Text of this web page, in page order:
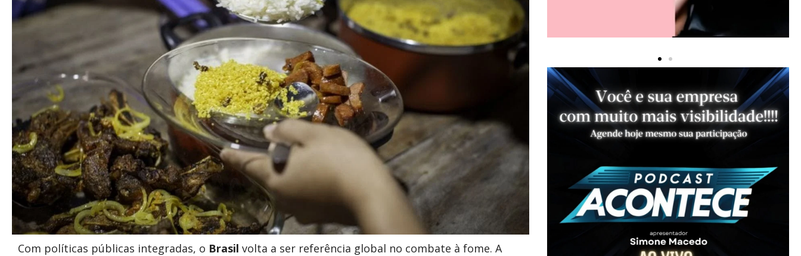
Com políticas públicas integradas, o Brasil volta a ser referência global no combate à fome. A